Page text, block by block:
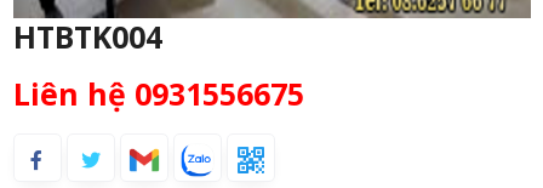
HTBTK004
Liên hệ 0931556675